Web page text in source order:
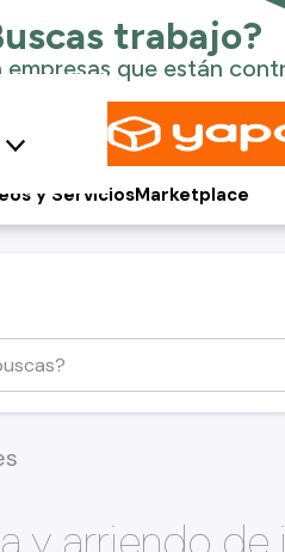
y ServiciosMarketplace